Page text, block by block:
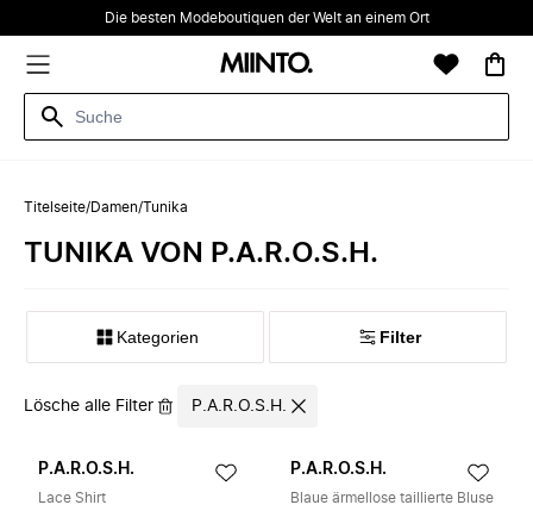
Die besten Modeboutiquen der Welt an einem Ort
Titelseite/Damen/Tunika
TUNIKA VON P.A.R.O.S.H.
Kategorien Filter
Lösche alle Filter P.A.R.O.S.H.
P.A.R.O.S.H.
Lace Shirt
P.A.R.O.S.H.
Blaue ärmellose taillierte Bluse